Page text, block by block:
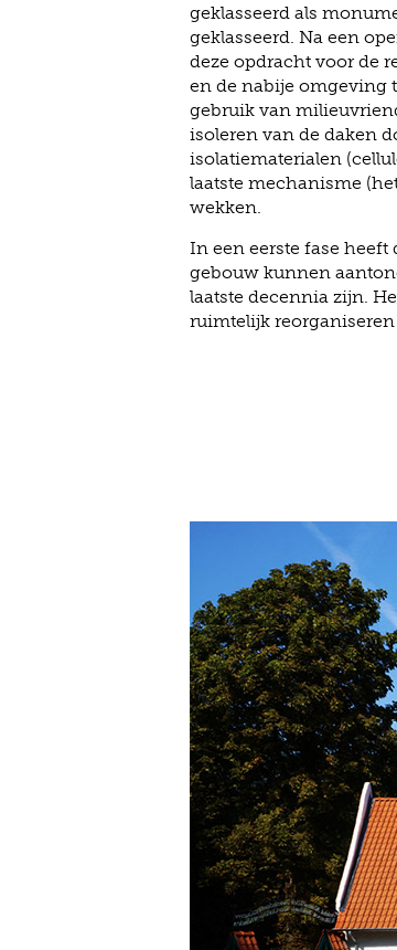
geklasseerd als
geklasseerd. Na een
deze opdracht voor de
en de nabije omgeving
gebruik van
isoleren van de daken
isolatiematerialen
laatste mechanisme
wekken.
In een eerste fase
gebouw kunnen
laatste decennia zijn.
ruimtelijk